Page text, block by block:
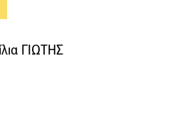
ΓΙΩΤΗΣ